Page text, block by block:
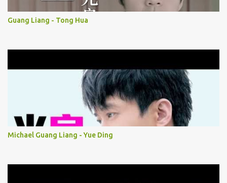
Guang Liang - Tong Hua
Michael Guang Liang - Yue Ding